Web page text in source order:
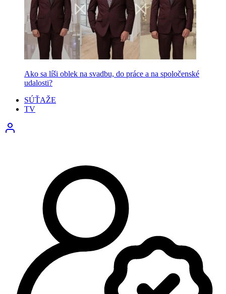
Ako sa líši oblek na svadbu, do práce a na spoločenské
udalosti?
SÚŤAŽE
TV